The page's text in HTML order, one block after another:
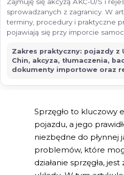
Sprzęgło to kluczowy
pojazdu, a jego
niezbędne do płynnej
problemów, które
działanie sprzęgła,
sprowadzanych z zagranicy. W
terminy, procedury i praktyczne
pojawiają się przy imporcie
Zakres praktyczny: pojazdy z
Chin, akcyza, tłumaczenia,
dokumenty importowe oraz